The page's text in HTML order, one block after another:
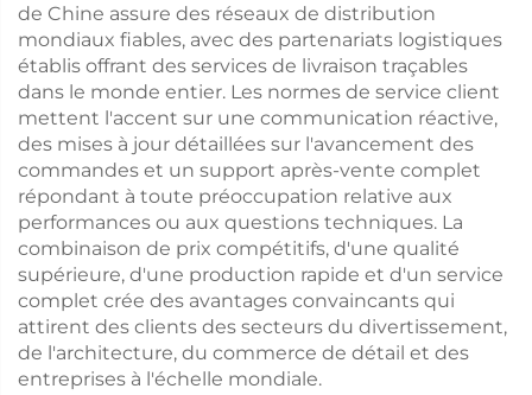
de Chine assure des réseaux de distribution
mondiaux fiables, avec des partenariats logistiques
établis offrant des services de livraison traçables
dans le monde entier. Les normes de service client
mettent l'accent sur une communication réactive,
des mises à jour détaillées sur l'avancement des
commandes et un support après-vente complet
répondant à toute préoccupation relative aux
performances ou aux questions techniques. La
combinaison de prix compétitifs, d'une qualité
supérieure, d'une production rapide et d'un service
complet crée des avantages convaincants qui
attirent des clients des secteurs du divertissement,
de l'architecture, du commerce de détail et des
entreprises à l'échelle mondiale.